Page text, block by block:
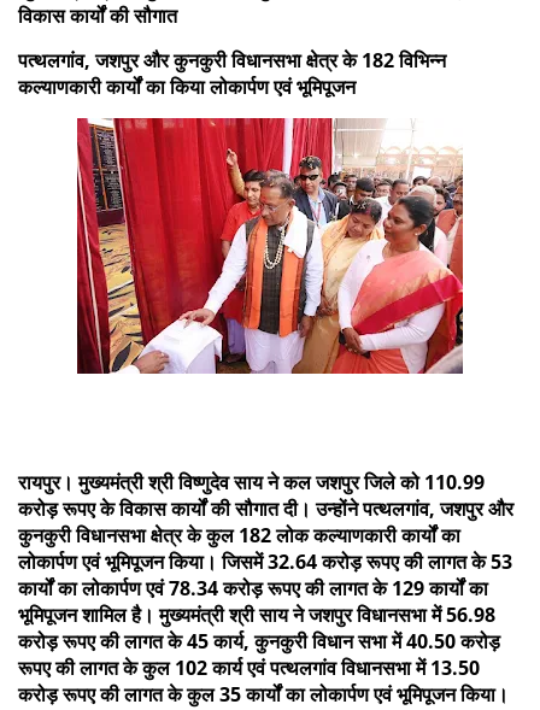
विकास कार्यों की सौगात
पत्थलगांव, जशपुर और कुनकुरी विधानसभा क्षेत्र के 182 विभिन्न
कल्याणकारी कार्यों का किया लोकार्पण एवं भूमिपूजन
रायपुर। मुख्यमंत्री श्री विष्णुदेव साय ने कल जशपुर जिले को 110.99
करोड़ रूपए के विकास कार्यों की सौगात दी। उन्होंने पत्थलगांव, जशपुर और
कुनकुरी विधानसभा क्षेत्र के कुल 182 लोक कल्याणकारी कार्यों का
लोकार्पण एवं भूमिपूजन किया। जिसमें 32.64 करोड़ रूपए की लागत के 53
कार्यों का लोकार्पण एवं 78.34 करोड़ रूपए की लागत के 129 कार्यों का
भूमिपूजन शामिल है। मुख्यमंत्री श्री साय ने जशपुर विधानसभा में 56.98
करोड़ रूपए की लागत के 45 कार्य, कुनकुरी विधान सभा में 40.50 करोड़
रूपए की लागत के कुल 102 कार्य एवं पत्थलगांव विधानसभा में 13.50
करोड़ रूपए की लागत के कुल 35 कार्यों का लोकार्पण एवं भूमिपूजन किया।